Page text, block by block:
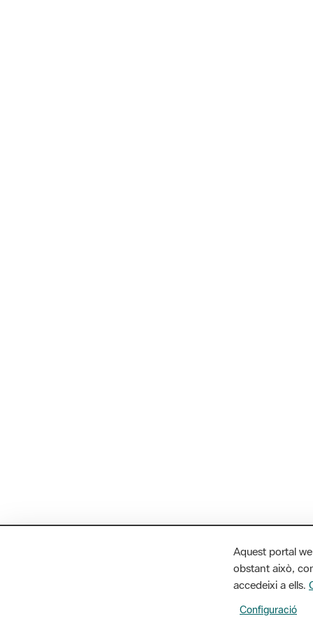
Aquest portal
obstant això,
accedeixi a ells.
Configuració